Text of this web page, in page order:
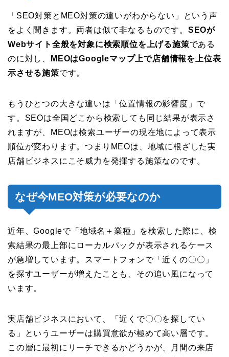
「SEO対策とMEO対策の違いがわからない」という声
をよく聞きます。両者は似て非なるものです。 SEOが
Webサイト全般を対象に検索順位を上げる施策である
のに対し、
MEOはGoogleマップ上で店舗情報を上位表
示させる施策です。
もうひとつの大きな違いは「位置情報の影響度」で
す。SEOは全国どこから検索しても同じ結果が表示さ
れますが、MEOは検索ユーザーの現在地によって表示
順位が変わります。つまりMEOは、地域に根ざした実
店舗ビジネスにこそ威力を発揮する施策なのです。
なぜ今MEO対策が必要なのか
近年、Googleで「地域名＋業種」を検索した際に、検
索結果の最上部にローカルパックが表示されるケース
が急増しています。スマートフォンで「近くの〇〇」
を探すユーザーが増えたことも、その追い風になって
います。
実店舗ビジネスにおいて、「近くで〇〇を探してい
る」というユーザーは購買意欲が極めて高い層です。
この層に最初にリーチできるかどうかが、月間の来店